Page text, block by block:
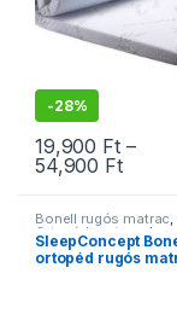
-28%
19,900 Ft –
54,900 Ft
Ennek a
Bonell rugós matrac,
Ortopéd matracok
SleepConcept
ortopéd rugós